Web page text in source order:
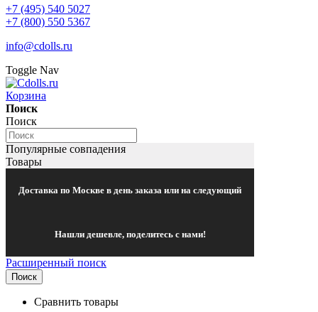
+7 (495) 540 5027
+7 (800) 550 5367
info@cdolls.ru
Toggle Nav
Корзина
Поиск
Поиск
Популярные совпадения
Товары
Доставка по Москве в день заказа или на следующий
Нашли дешевле, поделитесь с нами!
Расширенный поиск
Поиск
Сравнить товары